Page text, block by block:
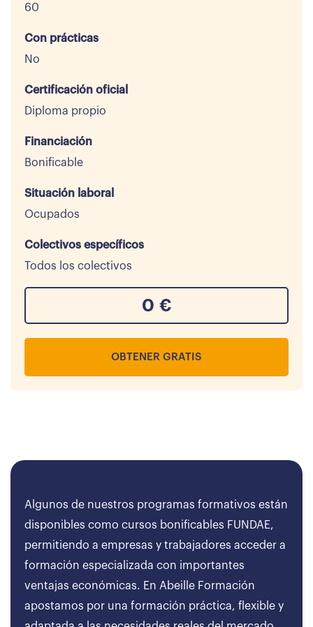
60
Con prácticas
No
Certificación oficial
Diploma propio
Financiación
Bonificable
Situación laboral
Ocupados
Colectivos específicos
Todos los colectivos
0 €
OBTENER GRATIS
Algunos de nuestros programas formativos están
disponibles como cursos bonificables FUNDAE,
permitiendo a empresas y trabajadores acceder a
formación especializada con importantes
ventajas económicas. En Abeille Formación
apostamos por una formación práctica, flexible y